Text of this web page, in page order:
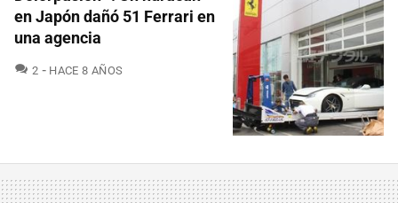
en Japón dañó 51 Ferrari en
una agencia
2 COMENTARIOS
HACE 8 AÑOS